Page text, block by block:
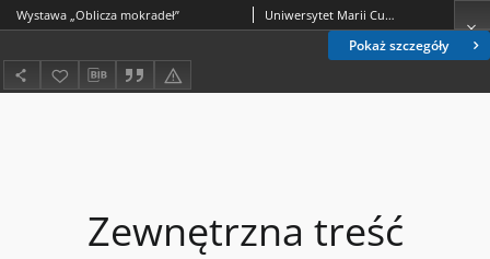
Pokaż szczegóły
Wystawa „Oblicza mokradeł” Uniwersytet Marii Curie Skłodowskiej (Lublin)
Zewnętrzna treść